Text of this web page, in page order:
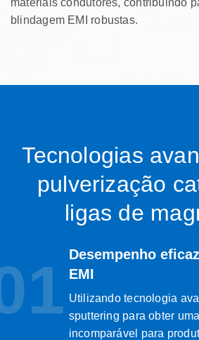
blindagem EMI robustas.
Tecnologias
pulverização
ligas de
Desempenho
EMI
Utilizando tecnologia
sputtering para obter
incomparável para